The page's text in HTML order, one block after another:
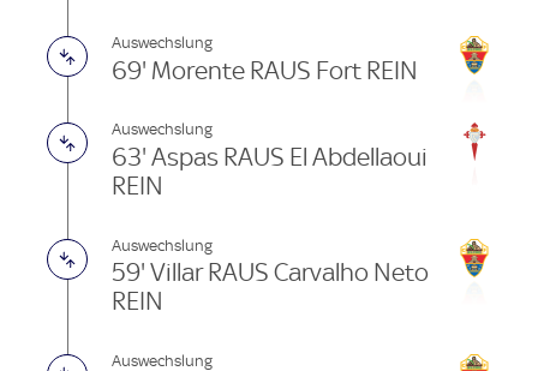
Auswechslung
69' Morente RAUS Fort REIN
Auswechslung
63' Aspas RAUS El Abdellaoui
REIN
Auswechslung
59' Villar RAUS Carvalho Neto
REIN
Auswechslung